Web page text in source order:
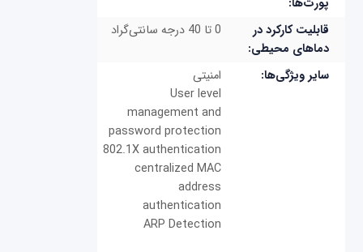
قابلیت کارکرد در
دماهای محیطی:
0 تا 40 درجه سانتی‌گراد
سایر ویژگی‌ها:
امنیتی
User level
management and
password protection
802.1X authentication
centralized MAC
address
authentication
ARP Detection